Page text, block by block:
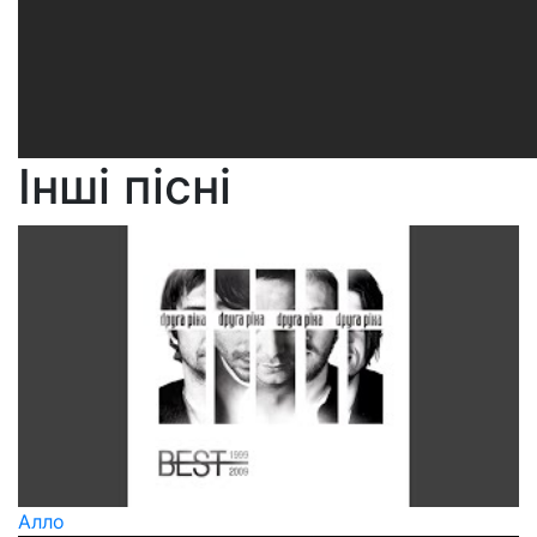
Інші пісні
Алло